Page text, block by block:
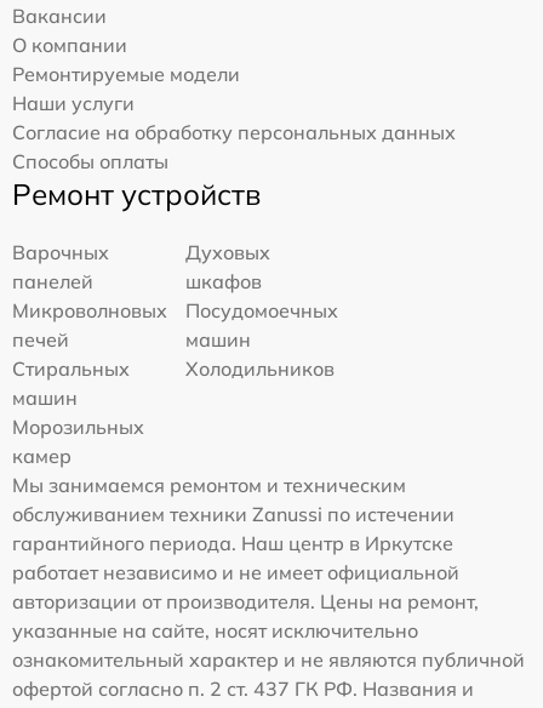
Вакансии
О компании
Ремонтируемые модели
Наши услуги
Согласие на обработку персональных данных
Способы оплаты
Ремонт устройств
Варочных
панелей
Духовых
шкафов
Микроволновых
печей
Посудомоечных
машин
Стиральных
машин
Холодильников
Морозильных
камер
Мы занимаемся ремонтом и техническим
обслуживанием техники Zanussi по истечении
гарантийного периода. Наш центр в Иркутске
работает независимо и не имеет официальной
авторизации от производителя. Цены на ремонт,
указанные на сайте, носят исключительно
ознакомительный характер и не являются публичной
офертой согласно п. 2 ст. 437 ГК РФ. Названия и